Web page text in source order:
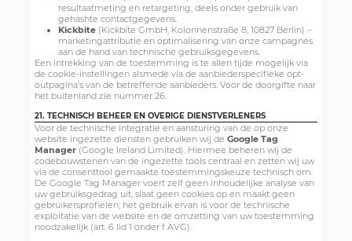
resultaatmeting en retargeting, deels onder gebruik van
gehashte contactgegevens.
Kickbite (Kickbite GmbH, Kolonnenstraße 8, 10827 Berlin) –
marketingattributie en optimalisering van onze campagnes
aan de hand van technische gebruiksgegevens.
Een intrekking van de toestemming is te allen tijde mogelijk via
de cookie-instellingen alsmede via de aanbiederspecifieke opt-
outpagina's van de betreffende aanbieders. Voor de doorgifte naar
het buitenland zie nummer 26.
21. TECHNISCH BEHEER EN OVERIGE DIENSTVERLENERS
Voor de technische integratie en aansturing van de op onze
website ingezette diensten gebruiken wij de Google Tag
Manager (Google Ireland Limited). Hiermee beheren wij de
codebouwstenen van de ingezette tools centraal en zetten wij uw
via de consenttool gemaakte toestemmingskeuze technisch om.
De Google Tag Manager voert zelf geen inhoudelijke analyse van
uw gebruiksgedrag uit, slaat geen cookies op en maakt geen
gebruikersprofielen; het gebruik ervan is voor de technische
exploitatie van de website en de omzetting van uw toestemming
noodzakelijk (art. 6 lid 1 onder f AVG).